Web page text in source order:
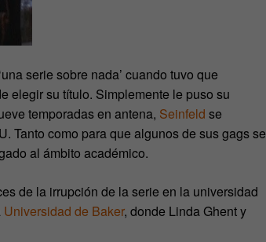
serie sobre nada’ cuando tuvo que
elegir su título. Simplemente le puso su
temporadas en antena, Seinfeld se
Tanto como para que algunos de sus gags se
al ámbito académico.
de la irrupción de la serie en la universidad
Universidad de Baker, donde Linda Ghent y